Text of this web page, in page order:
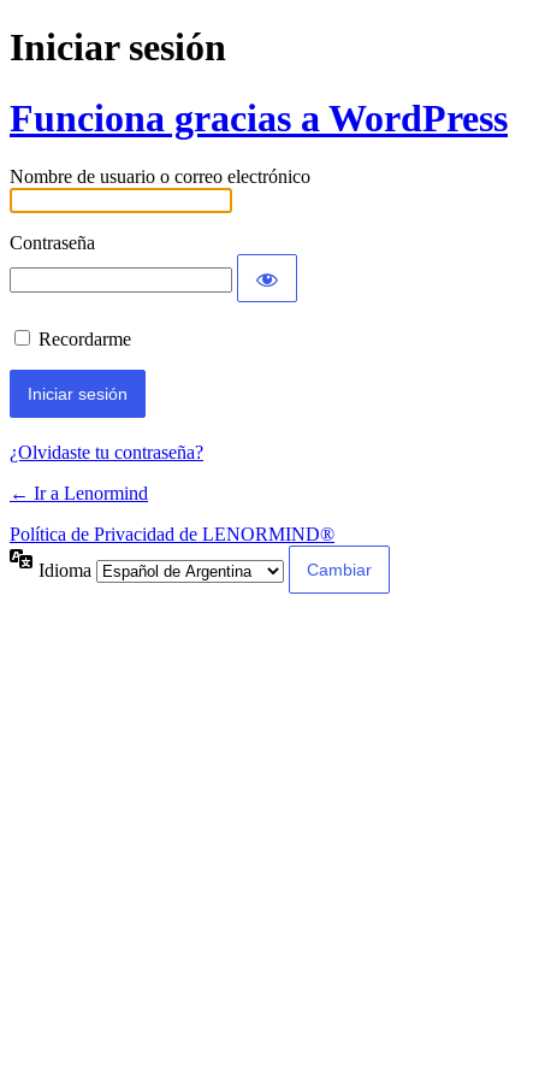
Iniciar sesión
Funciona gracias a WordPress
Nombre de usuario o correo electrónico
Contraseña
Recordarme
¿Olvidaste tu contraseña?
← Ir a Lenormind
Política de Privacidad de LENORMIND®
Idioma